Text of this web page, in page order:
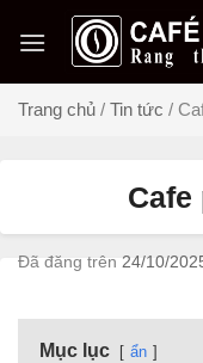
đến
dungTrang chủ / Tin tức /
Cafe
Đã đăng trên 24/10/
Mục lục ẩn